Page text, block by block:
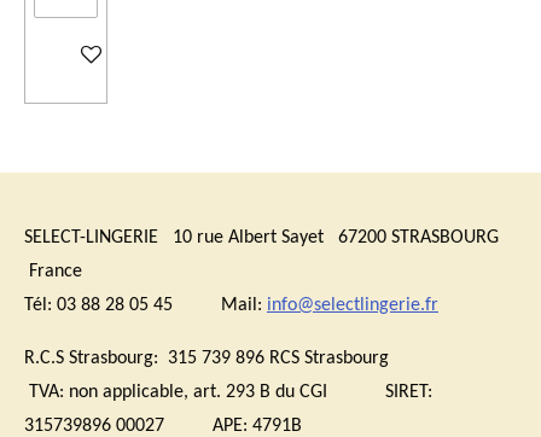
Ajouter au panier
SELECT-LINGERIE 10 rue Albert Sayet 67200 STRASBOURG
France
Tél: 03 88 28 05 45 Mail: info@selectlingerie.fr
R.C.S Strasbourg: 315 739 896 RCS Strasbourg
TVA: non applicable, art. 293 B du CGI
SIRET:
315739896 00027 APE: 4791B